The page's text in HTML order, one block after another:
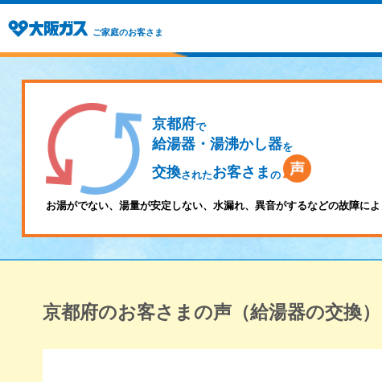
ご家庭のお客さま
京都府で
給湯器・湯沸かし器を
交換されたお客さま の
お湯がでない、湯量が安定しない、水漏れ、異音がするなどの故障に
京都府のお客さまの声（給湯器の交換）